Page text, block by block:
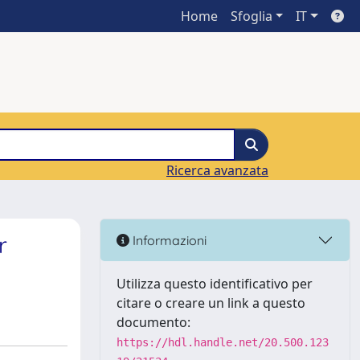
Home Sfoglia IT
Ricerca avanzata
Informazioni
Utilizza questo identificativo per
citare o creare un link a questo
documento:
https://hdl.handle.net/20.500.123